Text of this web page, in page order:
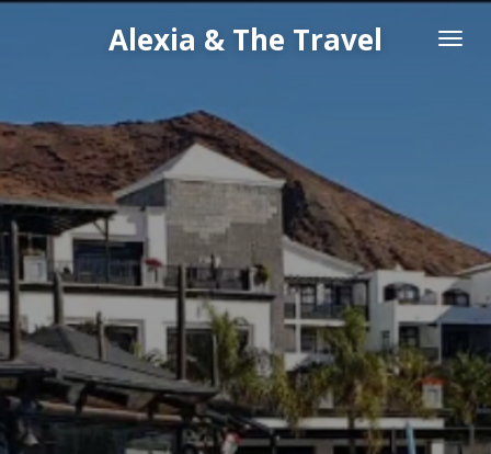
Alexia & The Travel